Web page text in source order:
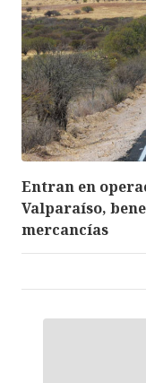
Entran en
Valparaíso,
mercancías